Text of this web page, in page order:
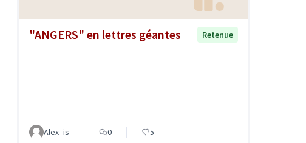
"ANGERS" en lettres géantes Retenue
Alex_is 0 5